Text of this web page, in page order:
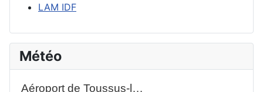
LAM IDF
Météo